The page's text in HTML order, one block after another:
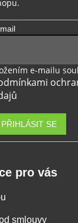
i
s
e-mailu
PŘIHLÁSIT SE
pro vás
smlouvy